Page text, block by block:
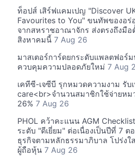
ท็อปส์ เสิร์ฟแคมเปญ "Discover
Favourites to You" ขนทัพของอร่
จากสหราชอาณาจักร ส่งตรงถึงมือ
สิงหาคมนี้ 7 Aug 26
มาสเตอร์การ์ดยกระดับแพลตฟอร์
ควบคุมความปลอดภัยใหม่ 7 Aug
เคทีซี-เจซีบี รุกหมวดความงาม รับ
care<br>จำนวนสมาชิกใช้จ่ายหม
26% 7 Aug 26
PHOL คว้าคะแนน AGM
ระดับ "ดีเยี่ยม" ต่อเนื่องเป็นปีที่ 7 ต
ธุรกิจตามหลักธรรมาภิบาล โปร่งใ
ผู้ถือหุ้น 7 Aug 26